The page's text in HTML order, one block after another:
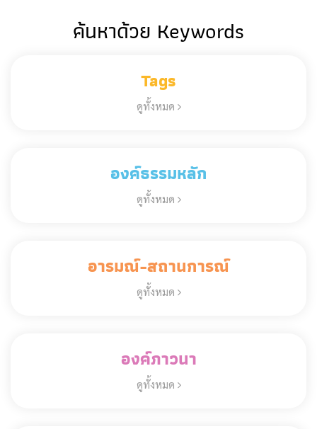
ค้นหาด้วย Keywords
Tags
ดูทั้งหมด
องค์ธรรมหลัก
ดูทั้งหมด
อารมณ์-สถานการณ์
ดูทั้งหมด
องค์ภาวนา
ดูทั้งหมด